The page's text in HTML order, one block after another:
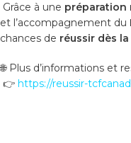
Grâce à une préparation
et l’accompagnement du
chances de réussir dès
🌐 Plus d’informations et
👉 https://reussir-